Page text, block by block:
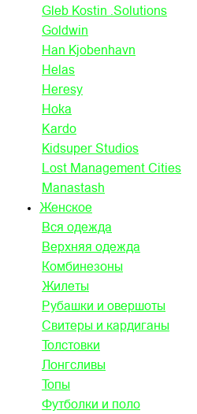
Gleb Kostin .Solutions
Goldwin
Han Kjobenhavn
Helas
Heresy
Hoka
Kardo
Kidsuper Studios
Lost Management Cities
Manastash
Женское
Вся одежда
Верхняя одежда
Комбинезоны
Жилеты
Рубашки и овершоты
Свитеры и кардиганы
Толстовки
Лонгсливы
Топы
Футболки и поло